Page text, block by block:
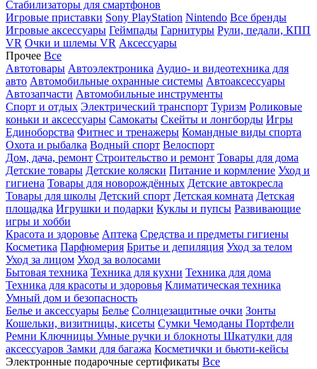
Стабилизаторы для смартфонов
Игровые приставки Sony PlayStation Nintendo Все бренды
Игровые аксессуары Геймпады Гарнитуры Рули, педали, КПП
VR Очки и шлемы VR Аксессуары
Прочее Все
Автотовары Автоэлектроника Аудио- и видеотехника для
авто Автомобильные охранные системы Автоаксессуары
Автозапчасти Автомобильные инструменты
Спорт и отдых Электрический транспорт Туризм Роликовые
коньки и аксессуары Самокаты Скейты и лонгборды Игры
Единоборства Фитнес и тренажеры Командные виды спорта
Охота и рыбалка Водный спорт Велоспорт
Дом, дача, ремонт Строительство и ремонт Товары для дома
Детские товары Детские коляски Питание и кормление Уход и
гигиена Товары для новорождённых Детские автокресла
Товары для школы Детский спорт Детская комната Детская
площадка Игрушки и подарки Куклы и пупсы Развивающие
игры и хобби
Красота и здоровье Аптека Средства и предметы гигиены
Косметика Парфюмерия Бритье и депиляция Уход за телом
Уход за лицом Уход за волосами
Бытовая техника Техника для кухни Техника для дома
Техника для красоты и здоровья Климатическая техника
Умный дом и безопасность
Белье и аксессуары Белье Солнцезащитные очки Зонты
Кошельки, визитницы, кисеты Сумки Чемоданы Портфели
Ремни Ключницы Умные ручки и блокноты Шкатулки для
аксессуаров Замки для багажа Косметички и бьюти-кейсы
Электронные подарочные сертификаты Все